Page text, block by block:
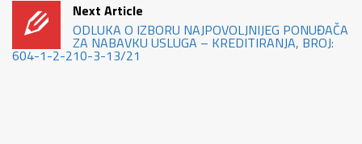
Next Article
ODLUKA O IZBORU NAJPOVOLJNIJEG PONUĐAČA
ZA NABAVKU USLUGA – KREDITIRANJA, BROJ:
604-1-2-210-3-13/21